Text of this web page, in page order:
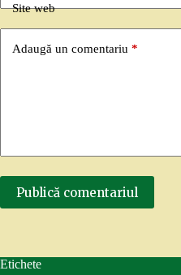
Site web
Adaugă un comentariu *
Publică comentariul
Etichete